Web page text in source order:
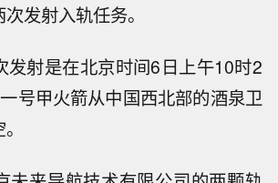
发射入轨任务。
发射是在北京时间6日上午10时2
号甲火箭从中国西北部的酒泉卫